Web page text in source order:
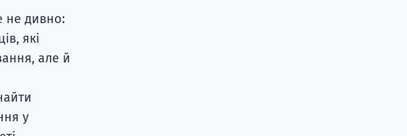
не дивно:
які
але й
у